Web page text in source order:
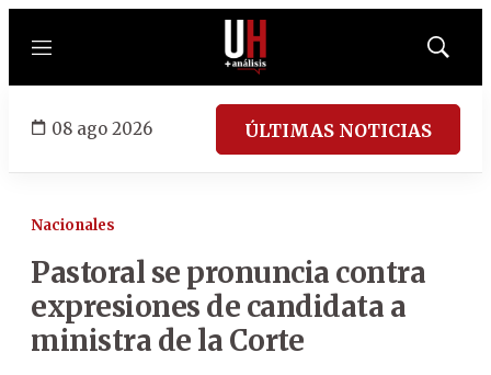
Menú
Mostrar
08 ago 2026 ÚLTIMAS NOTICIAS
Nacionales
Pastoral se pronuncia contra
expresiones de candidata a
ministra de la Corte